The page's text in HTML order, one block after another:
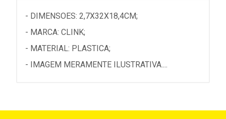
- DIMENSOES: 2,7X32X18,4CM;
- MARCA: CLINK;
- MATERIAL: PLASTICA;
- IMAGEM MERAMENTE ILUSTRATIVA....